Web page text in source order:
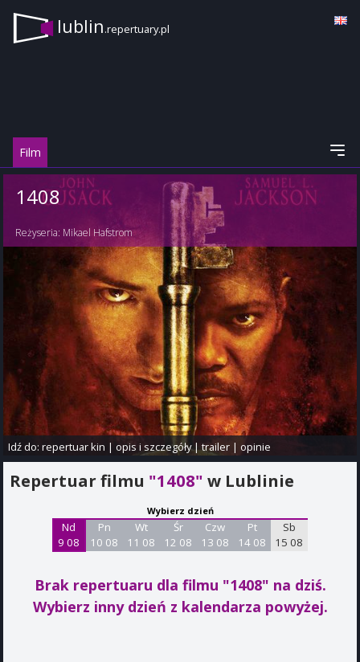
lublin.repertuary.pl
Film
1408
Reżyseria: Mikael Hafstrom
Idź do:repertuar kin |opis i szczegóły|trailer |opinie
Repertuar filmu "1408" w Lublinie
Wybierz dzień
Nd
9 08
Pn
10 08
Wt
11 08
Śr
12 08
Czw
13 08
Pt
14 08
Sb
15 08
Brak repertuaru dla filmu "1408" na dziś.
Wybierz inny dzień z kalendarza powyżej.